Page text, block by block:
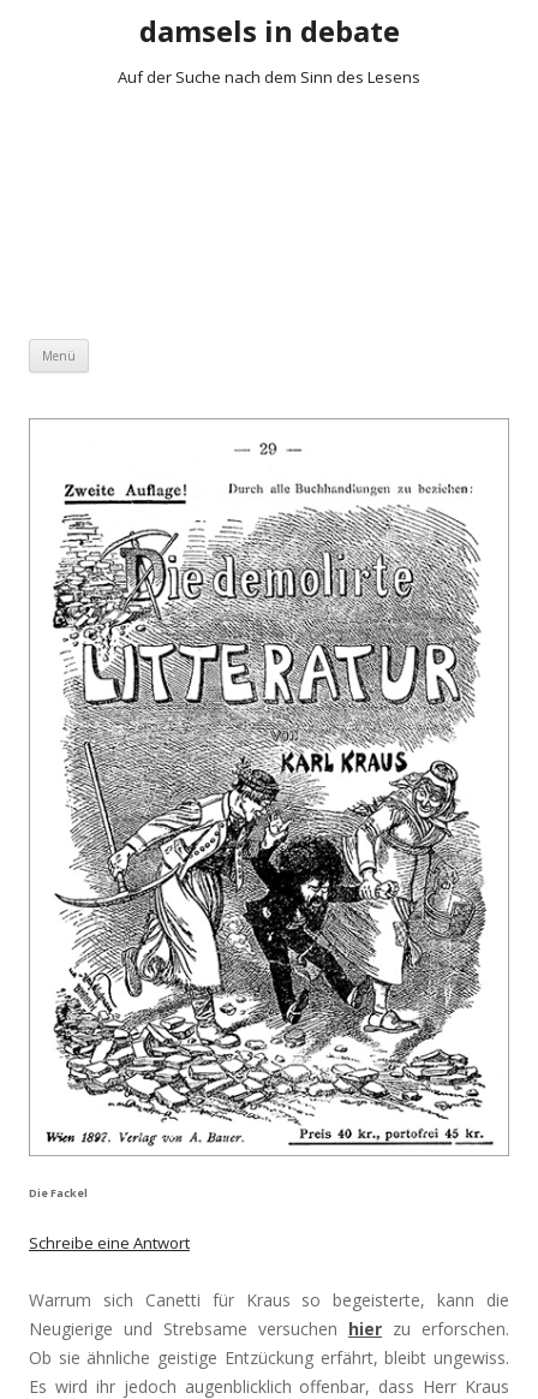
damsels in debate
Auf der Suche nach dem Sinn des Lesens
Menü
Die Fackel
Schreibe eine Antwort
Warrum sich Canetti für Kraus so begeisterte, kann die
Neugierige und Strebsame versuchen hier zu erforschen.
Ob sie ähnliche geistige Entzückung erfährt, bleibt ungewiss.
Es wird ihr jedoch augenblicklich offenbar, dass Herr Kraus